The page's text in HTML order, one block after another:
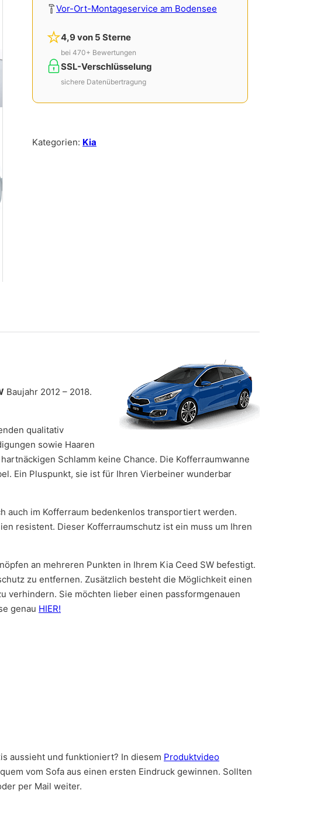
Vor-Ort-Montageservice am Bodensee
4,9 von 5 Sterne
bei 470+ Bewertungen
SSL-Verschlüsselung
sichere Datenübertragung
Kategorien: Kia
Baujahr 2012 – 2018.
qualitativ
sowie Haaren
Schlamm keine Chance. Die Kofferraumwanne
Ein Pluspunkt, sie ist für Ihren Vierbeiner wunderbar
auch im Kofferraum bedenkenlos transportiert werden.
resistent. Dieser Kofferraumschutz ist ein muss um Ihren
an mehreren Punkten in Ihrem Kia Ceed SW befestigt.
zu entfernen. Zusätzlich besteht die Möglichkeit einen
verhindern. Sie möchten lieber einen passformgenauen
genau HIER!
aussieht und funktioniert? In diesem Produktvideo
vom Sofa aus einen ersten Eindruck gewinnen. Sollten
per Mail weiter.